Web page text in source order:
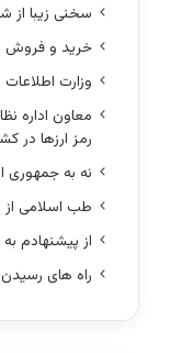
سخنی زیبا
خرید و فروش
وزارت
معاون اداره
رمز ارزها در
نه به جمهوری
طب اسلامی از
از پیشنهادم
راه های